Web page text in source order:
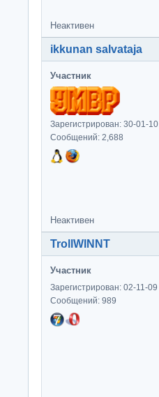
Неактивен
ikkunan salvataja
Участник
Зарегистрирован: 30-01-10
Сообщений: 2,688
Неактивен
TrollWINNT
Участник
Зарегистрирован: 02-11-09
Сообщений: 989